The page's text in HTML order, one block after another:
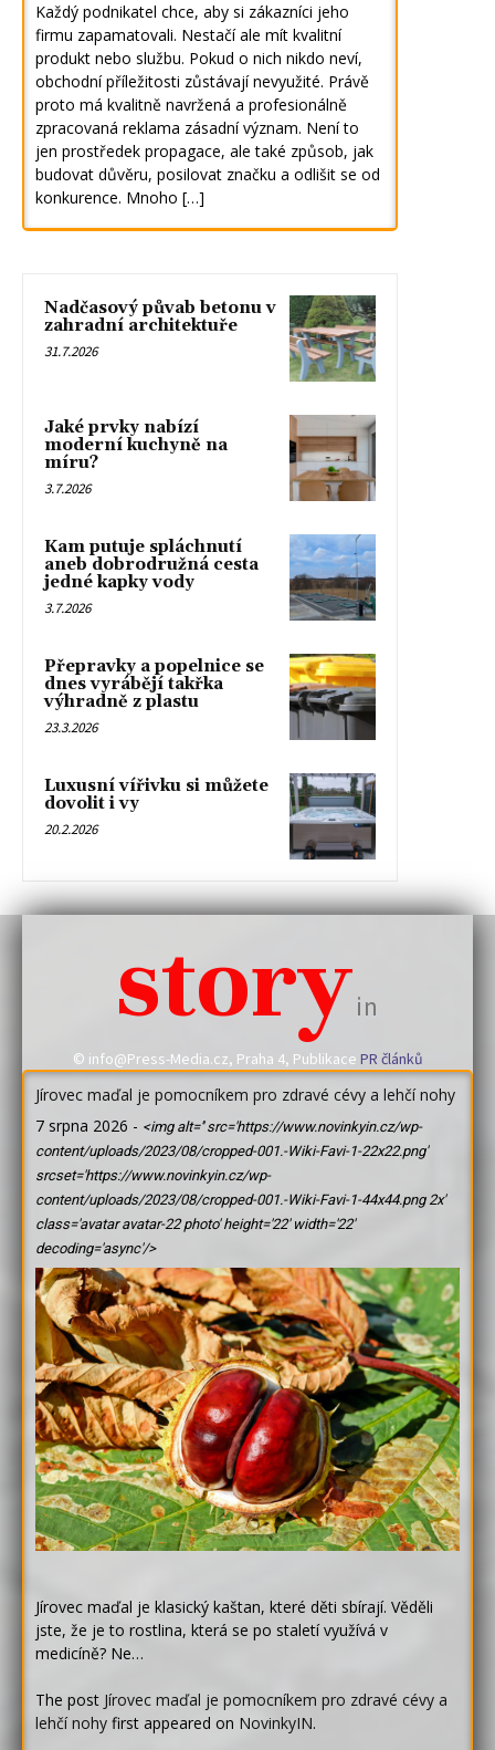
Každý podnikatel chce, aby si zákazníci jeho
firmu zapamatovali. Nestačí ale mít kvalitní
produkt nebo službu. Pokud o nich nikdo neví,
obchodní příležitosti zůstávají nevyužité. Právě
proto má kvalitně navržená a profesionálně
zpracovaná reklama zásadní význam. Není to
jen prostředek propagace, ale také způsob, jak
budovat důvěru, posilovat značku a odlišit se od
konkurence. Mnoho […]
Nadčasový půvab betonu v
zahradní architektuře
31.7.2026
Jaké prvky nabízí
moderní kuchyně na
míru?
3.7.2026
Kam putuje spláchnutí
aneb dobrodružná cesta
jedné kapky vody
3.7.2026
Přepravky a popelnice se
dnes vyrábějí takřka
výhradně z plastu
23.3.2026
Luxusní vířivku si můžete
dovolit i vy
20.2.2026
storyin
© info@Press-Media.cz, Praha 4, Publikace PR článků
Jírovec maďal je pomocníkem pro zdravé cévy a lehčí nohy
7 srpna 2026 - <img alt='' src='https://www.novinkyin.cz/wp-
content/uploads/2023/08/cropped-001.-Wiki-Favi-1-22x22.png'
srcset='https://www.novinkyin.cz/wp-
content/uploads/2023/08/cropped-001.-Wiki-Favi-1-44x44.png 2x'
class='avatar avatar-22 photo' height='22' width='22'
decoding='async'/>
Jírovec maďal je klasický kaštan, které děti sbírají. Věděli
jste, že je to rostlina, která se po staletí využívá v
medicíně? Ne…
The post Jírovec maďal je pomocníkem pro zdravé cévy a
lehčí nohy first appeared on NovinkyIN.